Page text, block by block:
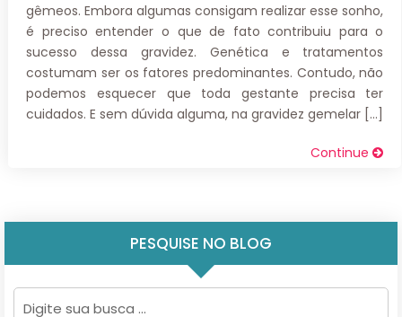
gêmeos. Embora algumas consigam realizar esse sonho,
é preciso entender o que de fato contribuiu para o
sucesso dessa gravidez. Genética e tratamentos
costumam ser os fatores predominantes. Contudo, não
podemos esquecer que toda gestante precisa ter
cuidados. E sem dúvida alguma, na gravidez gemelar […]
Continue
PESQUISE NO BLOG